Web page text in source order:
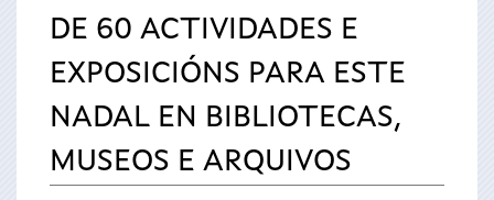
aquíDE 60 ACTIVIDADES E
EXPOSICIÓNS PARA ESTE
NADAL EN BIBLIOTECAS,
MUSEOS E ARQUIVOS